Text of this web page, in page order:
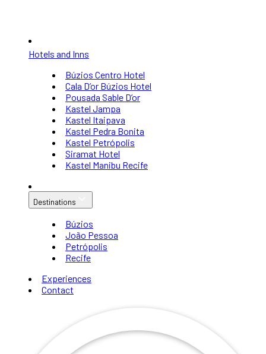
Hotels and Inns
Búzios Centro Hotel
Cala D’or Búzios Hotel
Pousada Sable D’or
Kastel Jampa
Kastel Itaipava
Kastel Pedra Bonita
Kastel Petrópolis
Siramat Hotel
Kastel Manibu Recife
Destinations
Búzios
João Pessoa
Petrópolis
Recife
Experiences
Contact